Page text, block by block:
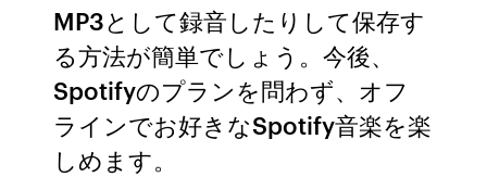
MP3として録音したりして保存す
る方法が簡単でしょう。今後、
Spotifyのプランを問わず、オフ
ラインでお好きなSpotify音楽を楽
しめます。